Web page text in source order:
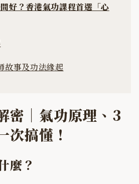
好？香港氣功課程首選「心
故事及功法緣起
密｜氣功原理、3
次搞懂！
麼？